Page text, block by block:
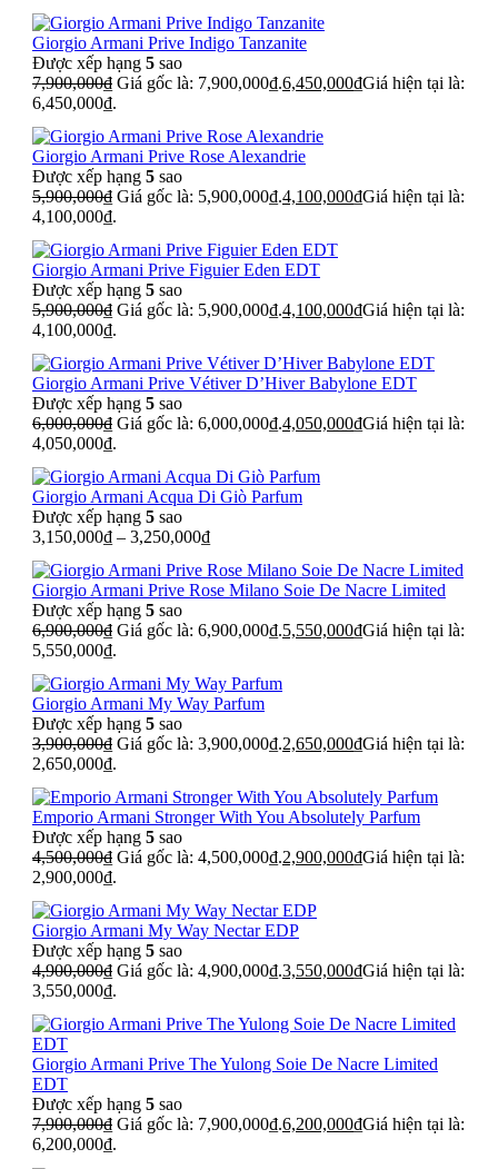
Giorgio Armani Prive Indigo Tanzanite
Được xếp hạng 5 sao
7,900,000₫ Giá gốc là: 7,900,000₫.6,450,000₫Giá hiện tại là:
6,450,000₫.
Giorgio Armani Prive Rose Alexandrie
Được xếp hạng 5 sao
5,900,000₫ Giá gốc là: 5,900,000₫.4,100,000₫Giá hiện tại là:
4,100,000₫.
Giorgio Armani Prive Figuier Eden EDT
Được xếp hạng 5 sao
5,900,000₫ Giá gốc là: 5,900,000₫.4,100,000₫Giá hiện tại là:
4,100,000₫.
Giorgio Armani Prive Vétiver D’Hiver Babylone EDT
Được xếp hạng 5 sao
6,000,000₫ Giá gốc là: 6,000,000₫.4,050,000₫Giá hiện tại là:
4,050,000₫.
Giorgio Armani Acqua Di Giò Parfum
Được xếp hạng 5 sao
3,150,000₫ – 3,250,000₫
Giorgio Armani Prive Rose Milano Soie De Nacre Limited
Được xếp hạng 5 sao
6,900,000₫ Giá gốc là: 6,900,000₫.5,550,000₫Giá hiện tại là:
5,550,000₫.
Giorgio Armani My Way Parfum
Được xếp hạng 5 sao
3,900,000₫ Giá gốc là: 3,900,000₫.2,650,000₫Giá hiện tại là:
2,650,000₫.
Emporio Armani Stronger With You Absolutely Parfum
Được xếp hạng 5 sao
4,500,000₫ Giá gốc là: 4,500,000₫.2,900,000₫Giá hiện tại là:
2,900,000₫.
Giorgio Armani My Way Nectar EDP
Được xếp hạng 5 sao
4,900,000₫ Giá gốc là: 4,900,000₫.3,550,000₫Giá hiện tại là:
3,550,000₫.
Giorgio Armani Prive The Yulong Soie De Nacre Limited
EDT
Được xếp hạng 5 sao
7,900,000₫ Giá gốc là: 7,900,000₫.6,200,000₫Giá hiện tại là:
6,200,000₫.